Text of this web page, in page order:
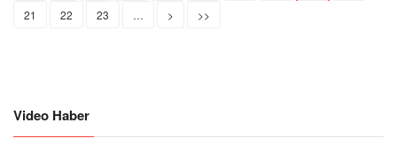
21
22 23 … > >>
Video Haber